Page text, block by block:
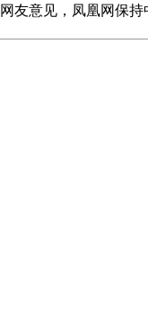
友意见，凤凰网保持